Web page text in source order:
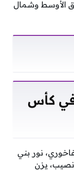
الأوسط وشمال
في كأس
نور بني
نصيب، يزن